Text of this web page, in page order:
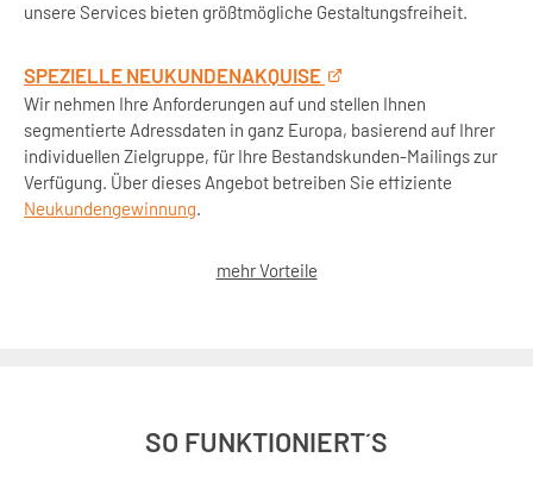
unsere Services bieten größtmögliche Gestaltungsfreiheit.
SPEZIELLE NEUKUNDENAKQUISE
Wir nehmen Ihre Anforderungen auf und stellen Ihnen
segmentierte Adressdaten in ganz Europa, basierend auf Ihrer
individuellen Zielgruppe, für Ihre Bestandskunden-Mailings zur
Verfügung. Über dieses Angebot betreiben Sie effiziente
Neukundengewinnung.
mehr Vorteile
SO FUNKTIONIERT´S